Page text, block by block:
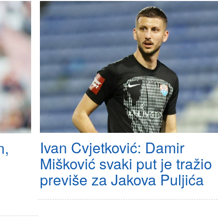
Ivan Cvjetković: Damir
Mišković svaki put je tražio
previše za Jakova Puljića